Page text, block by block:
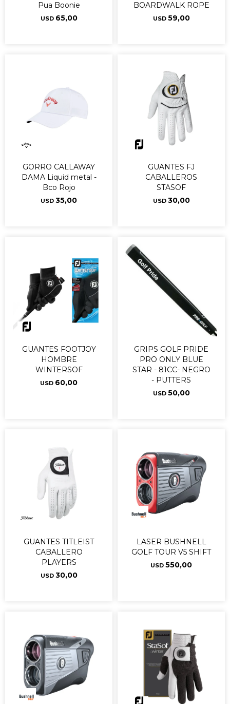
Pua Boonie
USD 65,00
BOARDWALK ROPE
USD 59,00
GORRO CALLAWAY
DAMA Liquid metal -
Bco Rojo
USD 35,00
GUANTES FJ
CABALLEROS
STASOF
USD 30,00
GUANTES FOOTJOY
HOMBRE
WINTERSOF
USD 60,00
GRIPS GOLF PRIDE
PRO ONLY BLUE
STAR - 81CC- NEGRO
- PUTTERS
USD 50,00
GUANTES TITLEIST
CABALLERO
PLAYERS
USD 30,00
LASER BUSHNELL
GOLF TOUR V5 SHIFT
USD 550,00